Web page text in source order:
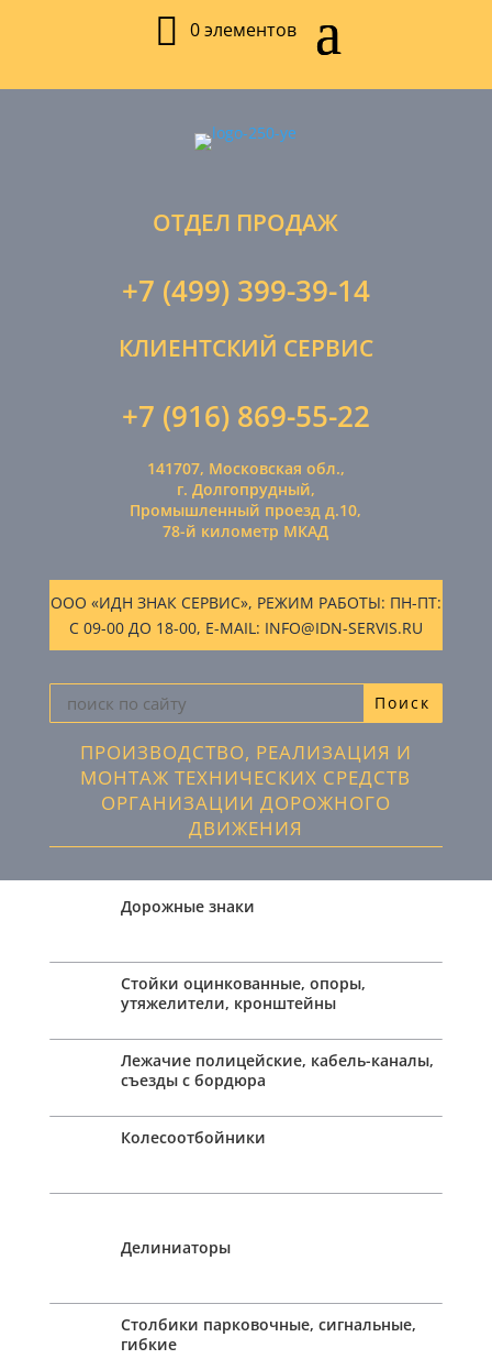
0 элементов
ОТДЕЛ ПРОДАЖ
+7 (499) 399-39-14
КЛИЕНТСКИЙ СЕРВИС
+7 (916) 869-55-22
141707, Московская обл.,
г. Долгопрудный,
Промышленный проезд д.10,
78-й километр МКАД
ООО «ИДН ЗНАК СЕРВИС», РЕЖИМ РАБОТЫ: ПН-ПТ:
С 09-00 ДО 18-00, E-MAIL: INFO@IDN-SERVIS.RU
ПРОИЗВОДСТВО, РЕАЛИЗАЦИЯ И
МОНТАЖ ТЕХНИЧЕСКИХ СРЕДСТВ
ОРГАНИЗАЦИИ ДОРОЖНОГО
ДВИЖЕНИЯ
Дорожные знаки
Стойки оцинкованные, опоры,
утяжелители, кронштейны
Лежачие полицейские, кабель-каналы,
съезды с бордюра
Колесоотбойники
Делиниаторы
Столбики парковочные, сигнальные,
гибкие